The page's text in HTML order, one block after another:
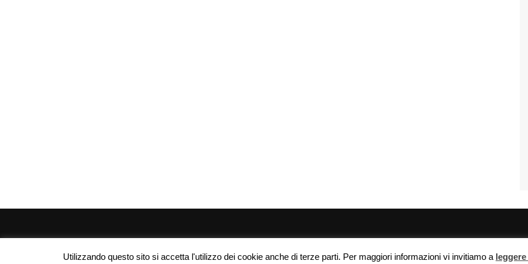
| Campanedipinzolo.it - Webmaster: Marco Salvaterra - info@agraria.org |
Utilizzando questo sito si accetta l'utilizzo dei cookie anche di terze parti. Per maggiori informazioni vi invitiamo a